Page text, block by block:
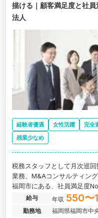
描ける｜顧客満足度と社
法人
経験者優遇 女性活躍 完全
残業少なめ
税務スタッフとして月次巡
業務、M&Aコンサルティン
福岡市にある、社員満足度
すさとやりがいを両立でき
給与 年収 550〜
勤務地
福岡県福岡市中